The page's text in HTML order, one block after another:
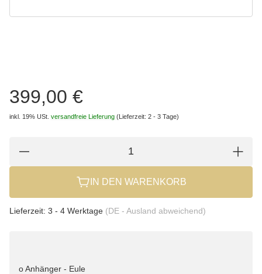
399,00 €
inkl. 19% USt. versandfreie Lieferung (Lieferzeit: 2 - 3 Tage)
IN DEN WARENKORB
Lieferzeit: 3 - 4 Werktage (DE - Ausland abweichend)
o Anhänger - Eule